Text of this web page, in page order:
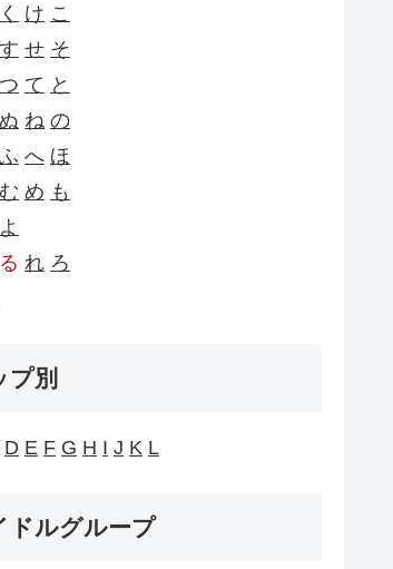
く け こ
す せ そ
つ て と
ぬ ね の
ふ へ ほ
む め も
よ
る れ ろ
プ別
D E F G H I J K L
ドルグループ